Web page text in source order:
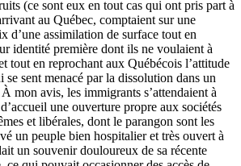
(ce sont eux en tout cas qui ont pris part à
au Québec, comptaient sur une
d’une assimilation de surface tout en
identité première dont ils ne voulaient à
tout en reprochant aux Québécois l’attitude
se sent menacé par la dissolution dans un
mon avis, les immigrants s’attendaient à
une ouverture propre aux sociétés
et libérales, dont le parangon sont les
un peuple bien hospitalier et très ouvert à
un souvenir douloureux de sa récente